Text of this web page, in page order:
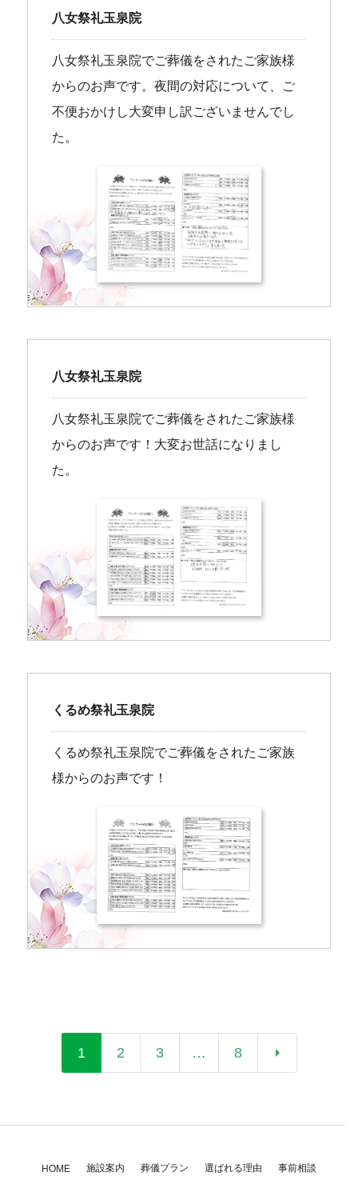
八女祭礼玉泉院
八女祭礼玉泉院でご葬儀をされたご家族様
からのお声です。夜間の対応について、ご
不便おかけし大変申し訳ございませんでし
た。
八女祭礼玉泉院
八女祭礼玉泉院でご葬儀をされたご家族様
からのお声です！大変お世話になりまし
た。
くるめ祭礼玉泉院
くるめ祭礼玉泉院でご葬儀をされたご家族
様からのお声です！
1 2 3 … 8 arrow_right
HOME 施設案内 葬儀プラン 選ばれる理由
事前相談